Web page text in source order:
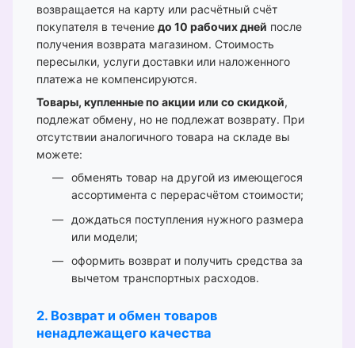
возвращается на карту или расчётный счёт
покупателя в течение до 10 рабочих дней после
получения возврата магазином. Стоимость
пересылки, услуги доставки или наложенного
платежа не компенсируются.
Товары, купленные по акции или со скидкой,
подлежат обмену, но не подлежат возврату. При
отсутствии аналогичного товара на складе вы
можете:
обменять товар на другой из имеющегося
ассортимента с перерасчётом стоимости;
дождаться поступления нужного размера
или модели;
оформить возврат и получить средства за
вычетом транспортных расходов.
2. Возврат и обмен товаров
ненадлежащего качества